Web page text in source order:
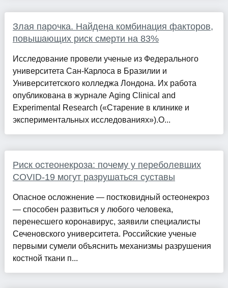
Злая парочка. Найдена комбинация факторов,
повышающих риск смерти на 83%
Исследование провели ученые из Федерального
университета Сан-Карлоса в Бразилии и
Университетского колледжа Лондона. Их работа
опубликована в журнале Aging Clinical and
Experimental Research («Старение в клинике и
экспериментальных исследованиях»).О...
Риск остеонекроза: почему у переболевших
COVID-19 могут разрушаться суставы
Опасное осложнение — постковидный остеонекроз
— способен развиться у любого человека,
перенесшего коронавирус, заявили специалисты
Сеченовского университета. Российские ученые
первыми сумели объяснить механизмы разрушения
костной ткани п...